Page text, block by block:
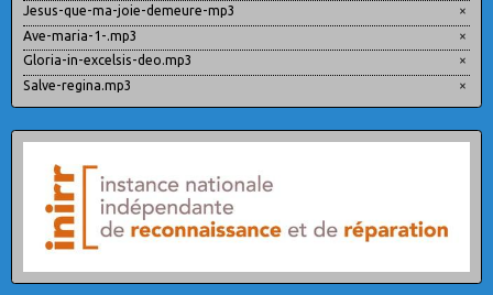
×
Jesus-que-ma-joie-demeure-mp3
×
Ave-maria-1-.mp3
×
Gloria-in-excelsis-deo.mp3
×
Salve-regina.mp3